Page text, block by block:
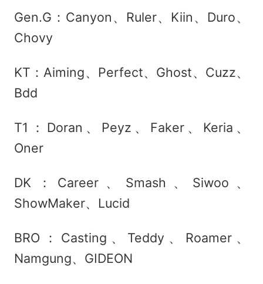
Gen.G：Canyon、Ruler、Kiin、Duro、
Chovy
KT：Aiming、Perfect、Ghost、Cuzz、
Bdd
T1：Doran、Peyz、Faker、Keria、
Oner
DK：Career、Smash、Siwoo、
ShowMaker、Lucid
BRO：Casting、Teddy、Roamer、
Namgung、GIDEON